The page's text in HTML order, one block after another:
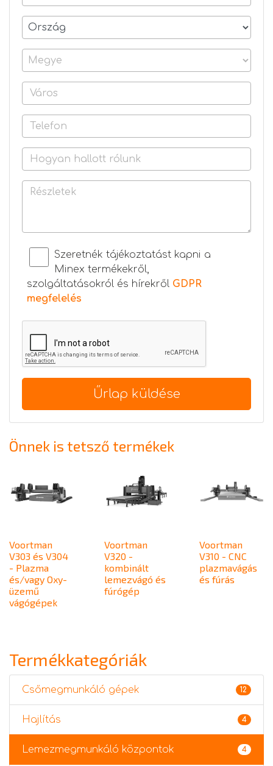
Szeretnék tájékoztatást kapni a
Minex termékekről,
szolgáltatásokról és hírekről GDPR
megfelelés
Űrlap küldése
Önnek is tetsző termékek
Voortman
V303 és V304
- Plazma
és/vagy Oxy-
üzemű
vágógépek
Voortman
V320 -
kombinált
lemezvágó és
fúrógép
Voortman
V310 - CNC
plazmavágás
és fúrás
Termékkategóriák
Csőmegmunkáló gépek 12
Hajlítás 4
Lemezmegmunkáló központok 4